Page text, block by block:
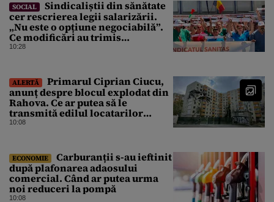
SOCIAL
Sindicaliștii din sănătate
cer rescrierea legii salarizării.
„Nu este o opțiune negociabilă”.
Ce modificări au trimis
Guvernului Bolojan
10:28
ALERTĂ
Primarul Ciprian Ciucu,
anunț despre blocul explodat din
Rahova. Ce ar putea să le
transmită edilul locatarilor
rămași pe drumuri
10:08
ECONOMIE
Carburanții s-au ieftinit
după plafonarea adaosului
comercial. Când ar putea urma
noi reduceri la pompă
10:08